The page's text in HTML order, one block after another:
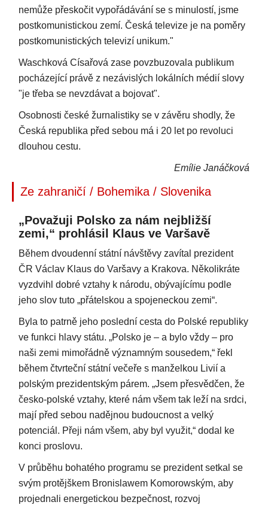
nemůže přeskočit vypořádávání se s minulostí, jsme
postkomunistickou zemí. Česká televize je na poměry
postkomunistických televizí unikum."
Waschková Císařová zase povzbuzovala publikum
pocházející právě z nezávislých lokálních médií slovy
"je třeba se nevzdávat a bojovat".
Osobnosti české žurnalistiky se v závěru shodly, že
Česká republika před sebou má i 20 let po revoluci
dlouhou cestu.
Emílie Janáčková
Ze zahraničí / Bohemika / Slovenika
„Považuji Polsko za nám nejbližší
zemi,“ prohlásil Klaus ve Varšavě
Během dvoudenní státní návštěvy zavítal prezident
ČR Václav Klaus do Varšavy a Krakova. Několikráte
vyzdvihl dobré vztahy k národu, obývajícímu podle
jeho slov tuto „přátelskou a spojeneckou zemi“.
Byla to patrně jeho poslední cesta do Polské republiky
ve funkci hlavy státu. „Polsko je – a bylo vždy – pro
naši zemi mimořádně významným sousedem,“ řekl
během čtvrteční státní večeře s manželkou Livií a
polským prezidentským párem. „Jsem přesvědčen, že
česko-polské vztahy, které nám všem tak leží na srdci,
mají před sebou nadějnou budoucnost a velký
potenciál. Přeji nám všem, aby byl využit,“ dodal ke
konci proslovu.
V průběhu bohatého programu se prezident setkal se
svým protějškem Bronislawem Komorowským, aby
projednali energetickou bezpečnost, rozvoj